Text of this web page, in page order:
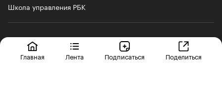
Школа управления РБК
© ООО «БИЗНЕСПРЕСС», АО «РОСБИЗНЕСКОНСАЛТИНГ» 1995–2026
Сообщения и материалы информационного агентства «РБК»
(свидетельство о регистрации средства массовой информации выдано
Федеральной службой по надзору в сфере связи, информационных
Главная Лента Подписаться Поделиться